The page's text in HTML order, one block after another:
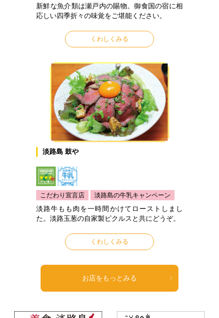
新鮮な魚介類は瀬戸内の賜物。御食国の宿に相
応しい四季折々の味覚をご堪能ください。
くわしくみる
淡路島 鼓や
こだわり宣言店
淡路島の牛乳キャンペーン
淡路牛もも肉を一時間かけてローストしまし
た。淡路玉葱の自家製ピクルスと共にどうぞ。
くわしくみる
お店をもっとみる